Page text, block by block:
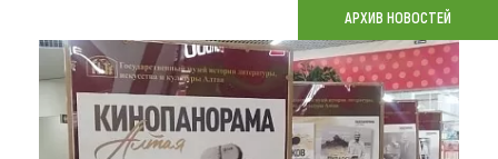
Что привезти (сувениры)
О регионе
АРХИВ НОВОСТЕЙ